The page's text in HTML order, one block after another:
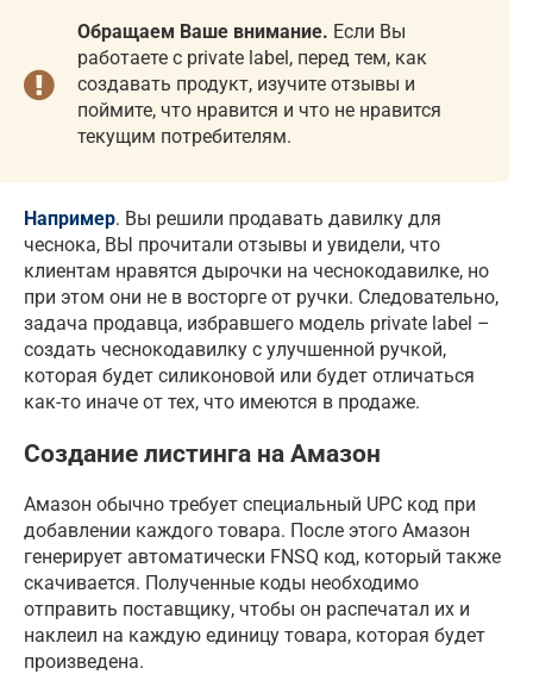
Обращаем Ваше внимание. Если Вы
работаете с private label, перед тем, как
создавать продукт, изучите отзывы и
поймите, что нравится и что не нравится
текущим потребителям.
Например. Вы решили продавать давилку для
чеснока, ВЫ прочитали отзывы и увидели, что
клиентам нравятся дырочки на чеснокодавилке, но
при этом они не в восторге от ручки. Следовательно,
задача продавца, избравшего модель private label –
создать чеснокодавилку с улучшенной ручкой,
которая будет силиконовой или будет отличаться
как-то иначе от тех, что имеются в продаже.
Создание листинга на Амазон
Амазон обычно требует специальный UPC код при
добавлении каждого товара. После этого Амазон
генерирует автоматически FNSQ код, который также
скачивается. Полученные коды необходимо
отправить поставщику, чтобы он распечатал их и
наклеил на каждую единицу товара, которая будет
произведена.